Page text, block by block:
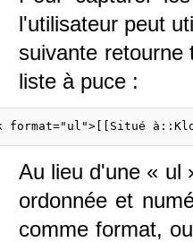
l'utilisateur peut
suivante
liste à puce :
format="ul">[[Situé
Au lieu d'une « ul
ordonnée et
comme format,